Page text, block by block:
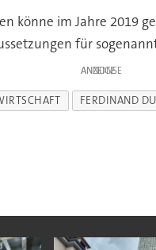
könne im Jahre 2019
für
ANZEIGE
FERDINAND